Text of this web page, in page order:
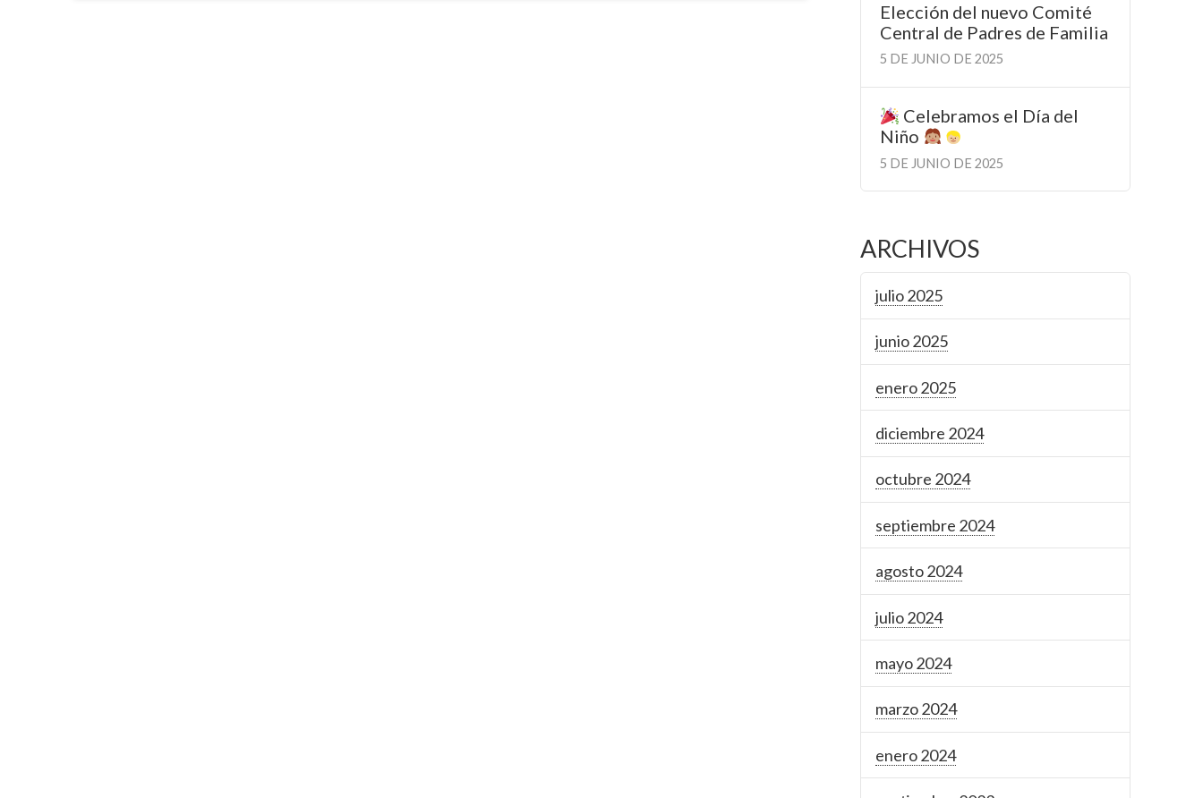
Elección del nuevo Comité
Central de Padres de Familia
5 DE JUNIO DE 2025
Celebramos el Día del
Niño
5 DE JUNIO DE 2025
ARCHIVOS
julio 2025
junio 2025
enero 2025
diciembre 2024
octubre 2024
septiembre 2024
agosto 2024
julio 2024
mayo 2024
marzo 2024
enero 2024